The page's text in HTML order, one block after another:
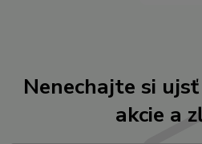
Nenechajte si
akcie a